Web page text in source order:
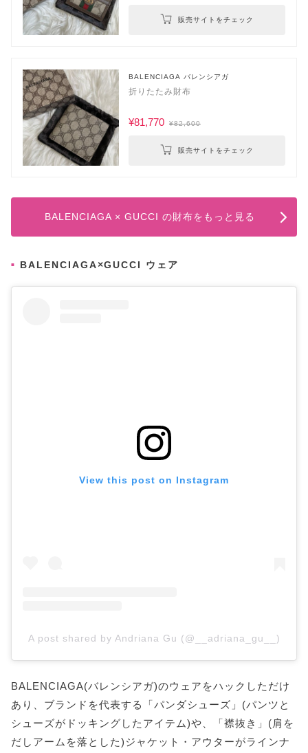
販売サイトをチェック
BALENCIAGA バレンシアガ
折りたたみ財布
¥81,770 ¥82,600
販売サイトをチェック
BALENCIAGA × GUCCI の財布をもっと見る
BALENCIAGA×GUCCI ウェア
View this post on Instagram
A post shared by Andriana Gu (@__adriana_gu__)
BALENCIAGA(バレンシアガ)のウェアをハックしただけ
あり、ブランドを代表する「パンダシューズ」(パンツと
シューズがドッキングしたアイテム)や、「襟抜き」(肩を
だしアームを落とした)ジャケット・アウターがラインナ